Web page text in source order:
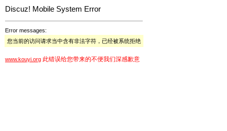
Discuz! Mobile System Error
Error messages:
您当前的访问请求当中含有非法字符，已经被系统拒绝
www.kouyi.org 此错误给您带来的不便我们深感歉意